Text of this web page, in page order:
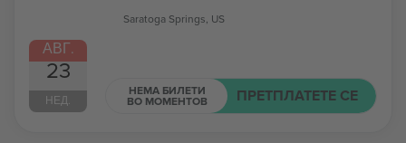
АВГ.
23
НЕД.
Saratoga Springs, US
НЕМА БИЛЕТИ
ВО МОМЕНТОВ ПРЕТПЛАТЕТЕ СЕ